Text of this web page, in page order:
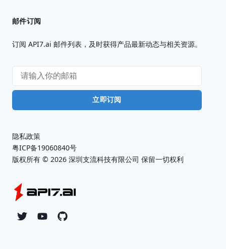
邮件订阅
订阅 API7.ai 邮件列表，及时获得产品最新动态与相关资源。
立即订阅
TwitterYouTubeGithub
隐私政策
粤ICP备19060840号
版权所有 © 2026 深圳支流科技有限公司 保留一切权利